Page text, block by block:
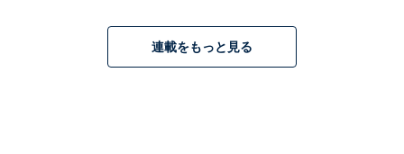
ルス』『カラオケ行こ!』などに出演。また、主演を務め
た『コウノドリ』（TBS系）は高視聴率を記録し、『幽
連載をもっと見る